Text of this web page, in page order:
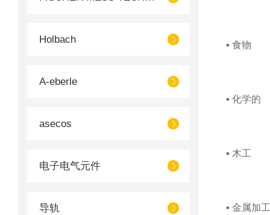
Holbach
A-eberle
asecos
电子电气元件
导轨
▪ 食物
▪ 化学的
▪ 木工
▪ 金属加工